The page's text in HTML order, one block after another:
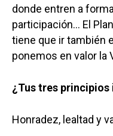
donde entren a
participación… El
tiene que ir también
ponemos en valor la
¿Tus tres principios
Honradez, lealtad y